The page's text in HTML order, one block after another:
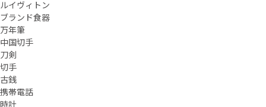
ルイヴィトン
ブランド食器
万年筆
中国切手
刀剣
切手
古銭
携帯電話
時計